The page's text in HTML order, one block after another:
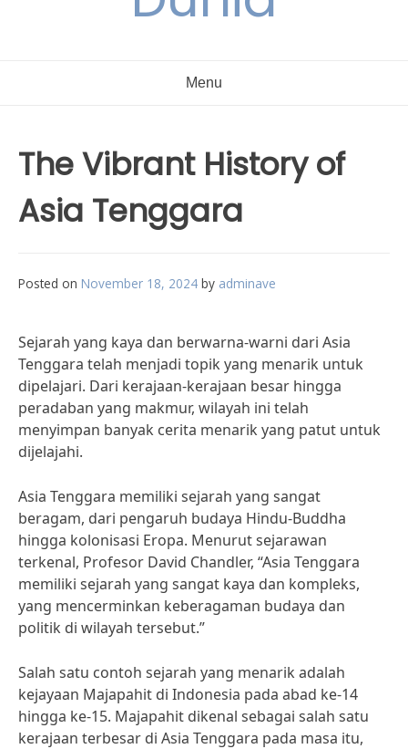
Menu
The Vibrant History of
Asia Tenggara
Posted on November 18, 2024 by adminave
Sejarah yang kaya dan berwarna-warni dari Asia
Tenggara telah menjadi topik yang menarik untuk
dipelajari. Dari kerajaan-kerajaan besar hingga
peradaban yang makmur, wilayah ini telah
menyimpan banyak cerita menarik yang patut untuk
dijelajahi.
Asia Tenggara memiliki sejarah yang sangat
beragam, dari pengaruh budaya Hindu-Buddha
hingga kolonisasi Eropa. Menurut sejarawan
terkenal, Profesor David Chandler, “Asia Tenggara
memiliki sejarah yang sangat kaya dan kompleks,
yang mencerminkan keberagaman budaya dan
politik di wilayah tersebut.”
Salah satu contoh sejarah yang menarik adalah
kejayaan Majapahit di Indonesia pada abad ke-14
hingga ke-15. Majapahit dikenal sebagai salah satu
kerajaan terbesar di Asia Tenggara pada masa itu,